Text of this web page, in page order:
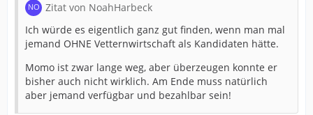
Zitat von NoahHarbeck
Ich würde es eigentlich ganz gut finden, wenn man mal
jemand OHNE Vetternwirtschaft als Kandidaten hätte.
Momo ist zwar lange weg, aber überzeugen konnte er
bisher auch nicht wirklich. Am Ende muss natürlich
aber jemand verfügbar und bezahlbar sein!